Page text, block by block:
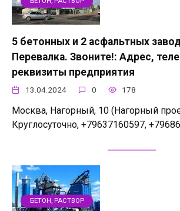
5 бетонных и 2 асфальтных
Перевалка. Звоните!: Адрес,
реквизиты предприятия
13.04.2024 0 178
Москва, Нагорный, 10 (Нагорный
Круглосуточно, +79637160597,
БЕТОН, РАСТВОР